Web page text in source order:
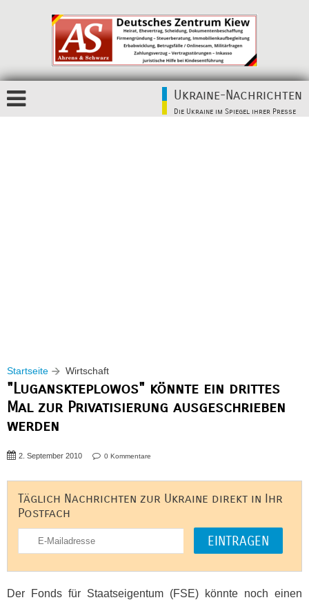
Ukraine-Nachrichten
Die Ukraine im Spiegel ihrer Presse
Startseite Wirtschaft
"Luganskteplowos" könnte ein drittes
Mal zur Privatisierung ausgeschrieben
werden
2. September 2010 0 Kommentare
Täglich Nachrichten zur Ukraine direkt in Ihr
Postfach
Der Fonds für Staatseigentum (FSE) könnte noch einen